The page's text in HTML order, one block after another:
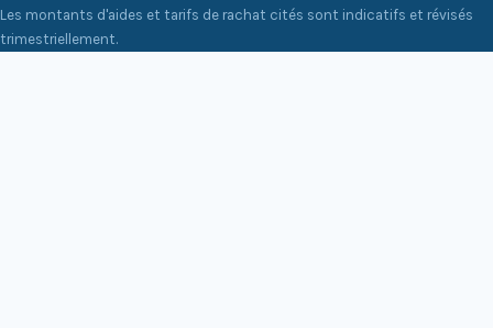
Les montants d'aides et tarifs de rachat cités sont indicatifs et révisés
trimestriellement.